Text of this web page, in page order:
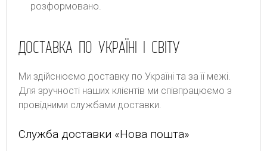
розформовано.
ДОСТАВКА ПО УКРАЇНІ І СВІТУ
Ми здійснюємо доставку по Україні та за її межі.
Для зручності наших клієнтів ми співпрацюємо з
провідними службами доставки.
Служба доставки «Нова пошта»